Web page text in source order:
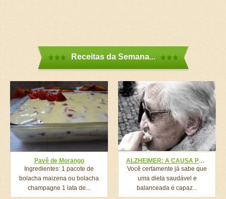
Receitas da Semana...
Pavê de Morango
Ingredientes: 1 pacote de
bolacha maizena ou bolacha
champagne 1 lata de...
ALZHEIMER: A CAUSA PODE ESTAR NO SEU PRATO E VOCÊ NEM IMAGINA!
Você certamente já sabe que
uma dieta saudável e
balanceada é capaz...